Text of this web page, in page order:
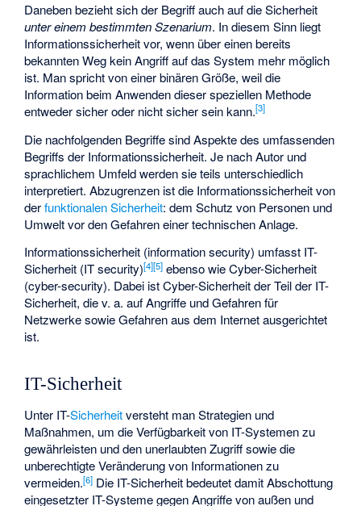
Daneben bezieht sich der Begriff auch auf die Sicherheit
unter einem bestimmten Szenarium. In diesem Sinn liegt
Informationssicherheit vor, wenn über einen bereits
bekannten Weg kein Angriff auf das System mehr möglich
ist. Man spricht von einer binären Größe, weil die
Information beim Anwenden dieser speziellen Methode
entweder sicher oder nicht sicher sein kann.[3]
Die nachfolgenden Begriffe sind Aspekte des umfassenden
Begriffs der Informationssicherheit. Je nach Autor und
sprachlichem Umfeld werden sie teils unterschiedlich
interpretiert. Abzugrenzen ist die Informationssicherheit von
derfunktionalen Sicherheit: dem Schutz von Personen und
Umwelt vor den Gefahren einer technischen Anlage.
Informationssicherheit (information security) umfasst IT-
Sicherheit (IT security)[4][5] ebenso wie Cyber-Sicherheit
(cyber-security). Dabei ist Cyber-Sicherheit der Teil der IT-
Sicherheit, die v. a. auf Angriffe und Gefahren für
Netzwerke sowie Gefahren aus dem Internet ausgerichtet
ist.
IT-Sicherheit
Unter IT-Sicherheitversteht man Strategien und
Maßnahmen, um die Verfügbarkeit von IT-Systemen zu
gewährleisten und den unerlaubten Zugriff sowie die
unberechtigte Veränderung von Informationen zu
vermeiden.[6] Die IT-Sicherheit bedeutet damit Abschottung
eingesetzter IT-Systeme gegen Angriffe von außen und